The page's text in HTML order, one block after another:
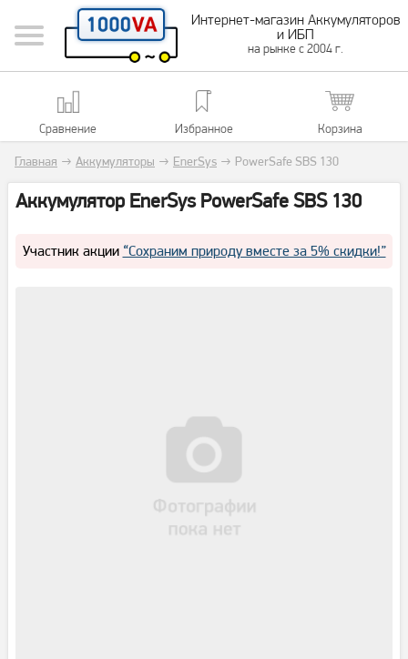
Интернет-магазин Аккумуляторов
и ИБП
на рынке с 2004 г.
Сравнение Избранное Корзина
Главная → Аккумуляторы → EnerSys → PowerSafe SBS 130
Аккумулятор EnerSys PowerSafe SBS 130
Участник акции “Сохраним природу вместе за 5% скидки!”